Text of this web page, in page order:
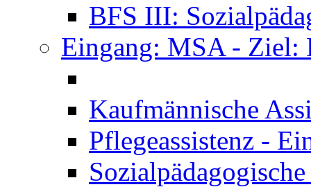
BFS III:
Eingang: MSA - Ziel:
Kaufmännische
Pflegeassistenz -